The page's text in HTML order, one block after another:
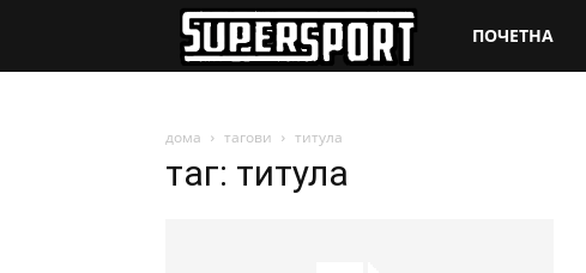
SuperSport.mk
ПОЧЕТНА
дома тагови титула
таг: титула